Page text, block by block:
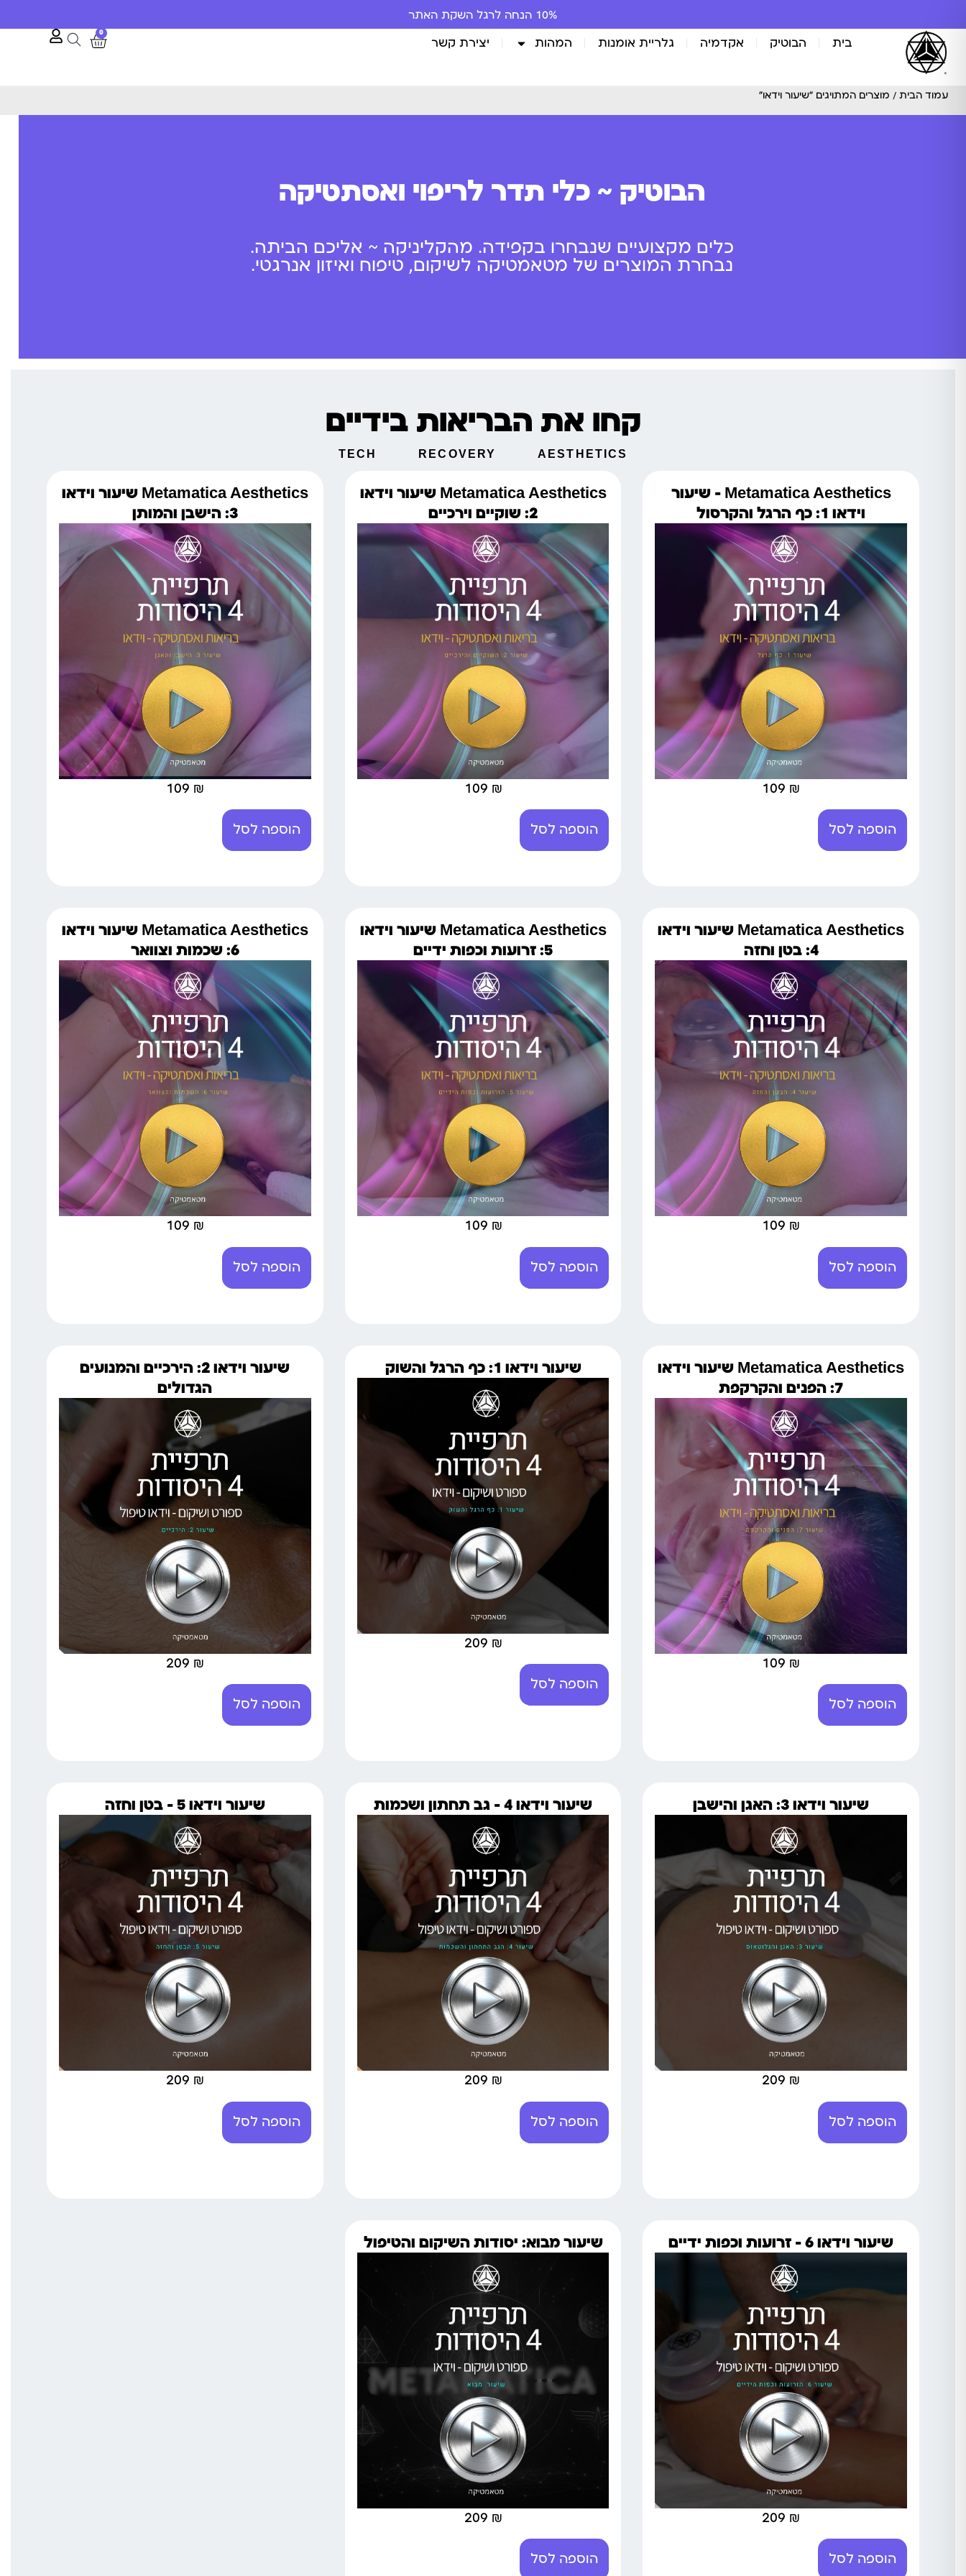
10% הנחה לרגל השקת האתר
בית הבוטיק אקדמיה גלריית אומנות המהות יצירת קשר
0
עמוד הבית / מוצרים המתויגים “שיעור וידאו”
הבוטיק ~ כלי תדר לריפוי ואסתטיקה
כלים מקצועיים שנבחרו בקפידה. מהקליניקה ~ אליכם הביתה.
נבחרת המוצרים של מטאמטיקה לשיקום, טיפוח ואיזון אנרגטי.
קחו את הבריאות בידיים
AESTHETICS
RECOVERY
TECH
Metamatica Aesthetics – שיעור
וידאו 1: כף הרגל והקרסול
109 ₪
הוספה לסל
Metamatica Aesthetics שיעור וידאו
2: שוקיים וירכיים
109 ₪
הוספה לסל
Metamatica Aesthetics שיעור וידאו
3: הישבן והמותן
109 ₪
הוספה לסל
Metamatica Aesthetics שיעור וידאו
4: בטן וחזה
109 ₪
הוספה לסל
Metamatica Aesthetics שיעור וידאו
5: זרועות וכפות ידיים
109 ₪
הוספה לסל
Metamatica Aesthetics שיעור וידאו
6: שכמות וצוואר
109 ₪
הוספה לסל
Metamatica Aesthetics שיעור וידאו
7: הפנים והקרקפת
109 ₪
הוספה לסל
שיעור וידאו 1: כף הרגל והשוק
209 ₪
הוספה לסל
שיעור וידאו 2: הירכיים והמנועים
הגדולים
209 ₪
הוספה לסל
שיעור וידאו 3: האגן והישבן
209 ₪
הוספה לסל
שיעור וידאו 4 – גב תחתון ושכמות
209 ₪
הוספה לסל
שיעור וידאו 5 – בטן וחזה
209 ₪
הוספה לסל
שיעור וידאו 6 – זרועות וכפות ידיים
209 ₪
הוספה לסל
שיעור מבוא: יסודות השיקום והטיפול
209 ₪
הוספה לסל